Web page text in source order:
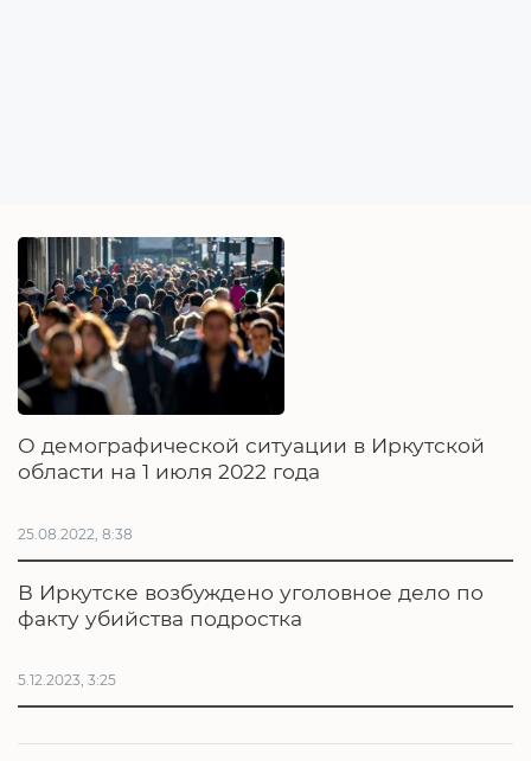
О демографической ситуации в Иркутской
области на 1 июля 2022 года
25.08.2022, 8:38
В Иркутске возбуждено уголовное дело по
факту убийства подростка
5.12.2023, 3:25